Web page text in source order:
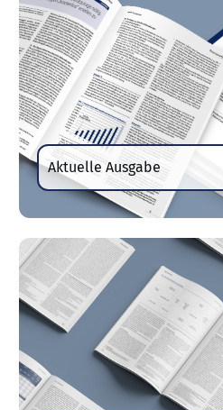
Aktuelle Ausgabe